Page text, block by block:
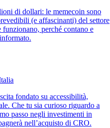
di dollari: le memecoin sono
(e affascinanti) del settore
perché contano e
fondato su accessibilità,
Che tu sia curioso riguardo a
passo negli investimenti in
nell’acquisto di CRO.